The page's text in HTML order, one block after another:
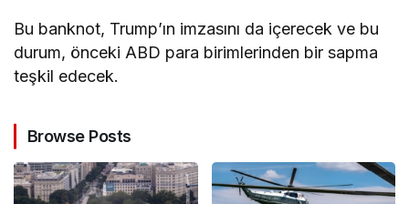
Bu banknot, Trump’ın imzasını da içerecek ve bu
durum, önceki ABD para birimlerinden bir sapma
teşkil edecek.
Browse Posts